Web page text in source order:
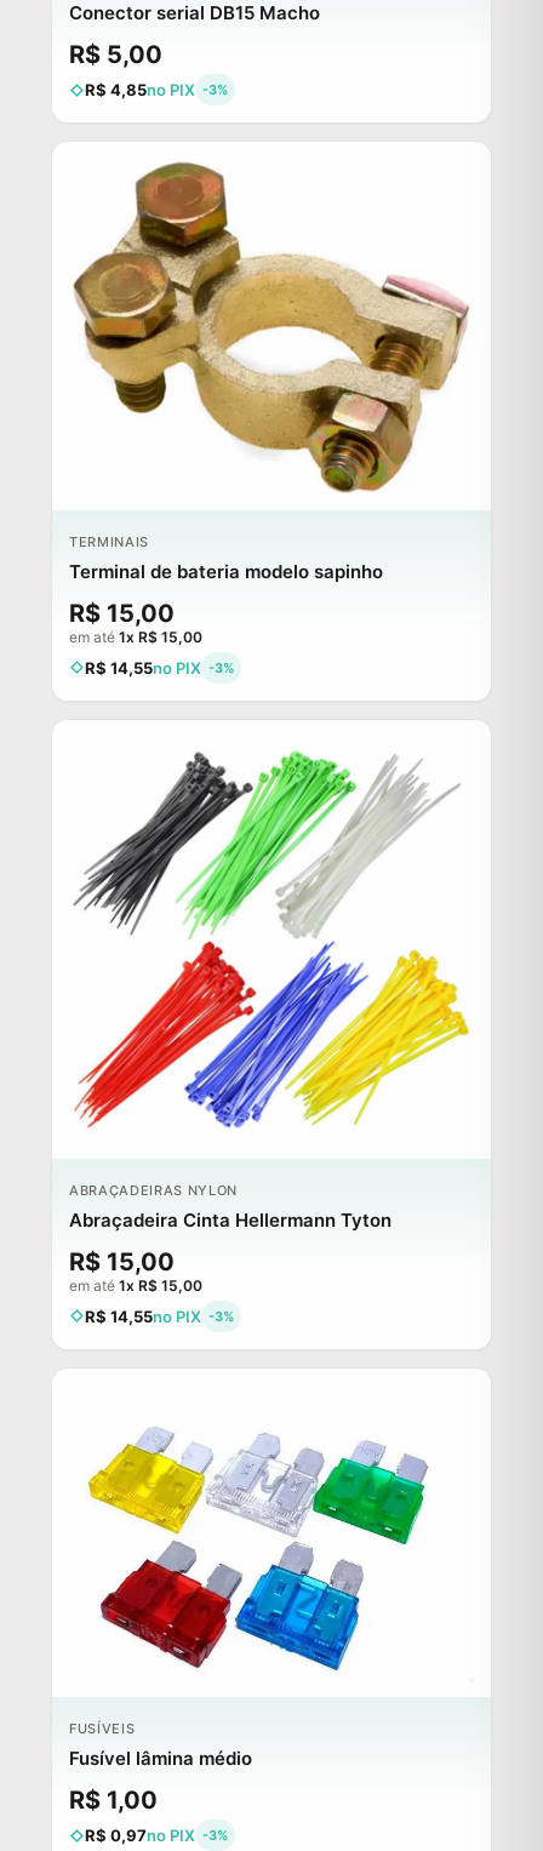
Conector serial DB15 Macho
R$ 5,00
R$ 4,85no PIX -3%
TERMINAIS
Terminal de bateria modelo sapinho
R$ 15,00
em até 1x R$ 15,00
R$ 14,55no PIX -3%
ABRAÇADEIRAS NYLON
Abraçadeira Cinta Hellermann Tyton
R$ 15,00
em até 1x R$ 15,00
R$ 14,55no PIX -3%
FUSÍVEIS
Fusível lâmina médio
R$ 1,00
R$ 0,97no PIX -3%